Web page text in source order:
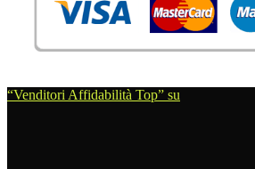
“Venditori Affidabilità Top” su